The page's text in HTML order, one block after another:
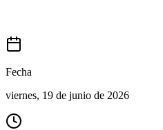
Fecha
viernes, 19 de junio de 2026